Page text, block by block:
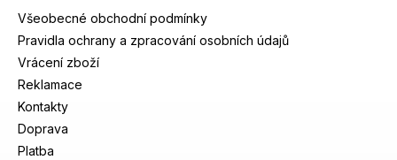
Všeobecné obchodní podmínky
Pravidla ochrany a zpracování osobních údajů
Vrácení zboží
Reklamace
Kontakty
Doprava
Platba